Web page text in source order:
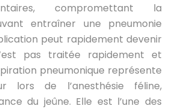
compromettant la
entraîner une pneumonie
peut rapidement devenir
pas traitée rapidement et
pneumonique représente
lors de l’anesthésie féline,
du jeûne. Elle est l’une des